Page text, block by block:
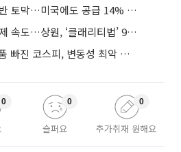
중국 희토류 대일 수출 반 토막…미국에도 공급 14% 줄여
미국, 가상자산 포괄 규제 속도…상원, ‘클래리티법’ 9월 절차투표 추진
블룸버그 “레버리지 거품 빠진 코스피, 변동성 최악 국면 지났을 가능성”
0
슬퍼요
0
추가취재 원해요
0